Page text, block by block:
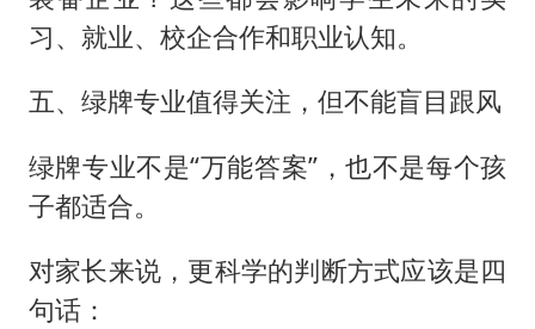
习、就业、校企合作和职业认知。
五、绿牌专业值得关注，但不能盲目跟风
绿牌专业不是“万能答案”，也不是每个孩
子都适合。
对家长来说，更科学的判断方式应该是四
句话：